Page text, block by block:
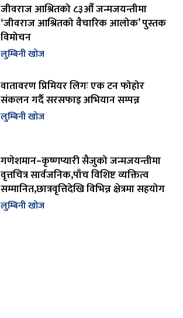
जीवराज आश्रितको ८३औँ जन्मजयन्तीमा
‘जीवराज आश्रितको वैचारिक आलोक’ पुस्तक
विमोचन
लुम्बिनी खोज
वातावरण प्रिमियर लिगः एक टन फोहोर
संकलन गर्दै सरसफाइ अभियान सम्पन्न
लुम्बिनी खोज
गणेशमान–कृष्णप्यारी सैजुको जन्मजयन्तीमा
वृत्तचित्र सार्वजनिक,पाँच विशिष्ट व्यक्तित्व
सम्मानित,छात्रवृत्तिदेखि विभिन्न क्षेत्रमा सहयोग
लुम्बिनी खोज